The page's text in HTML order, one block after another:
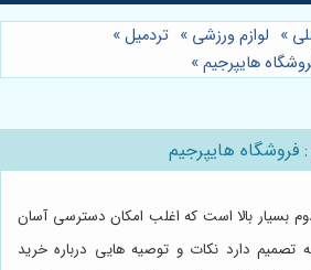
» لوازم ورزشی » تردمیل»
هایپرجیم»
هایپرجیم
بسیار بالا است که اغلب امکان دسترسی آسان
تصمیم دارد نکات و توصیه هایی درباره خرید